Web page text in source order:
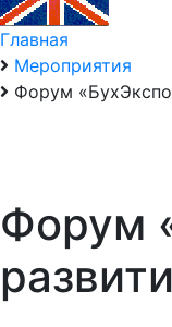
Главная
Мероприятия
Форум
Форум